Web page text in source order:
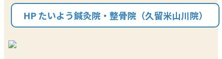
HP たいよう鍼灸院・整骨院（久留米山川院）